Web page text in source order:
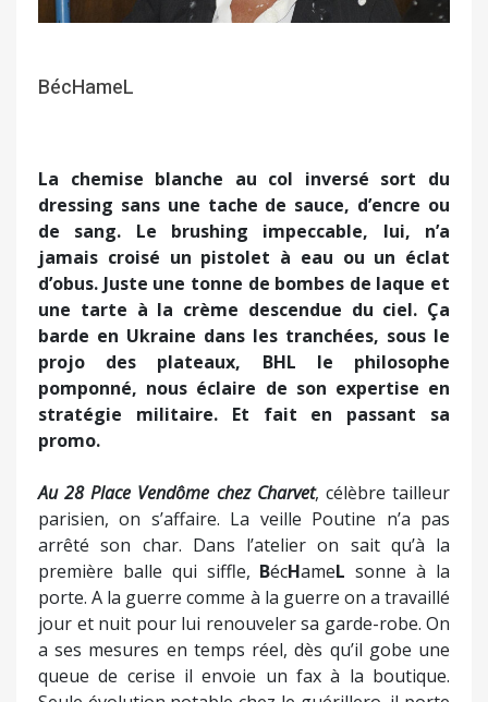
BécHameL
La chemise blanche au col inversé sort du
dressing sans une tache de sauce, d’encre ou
de sang. Le brushing impeccable, lui, n’a
jamais croisé un pistolet à eau ou un éclat
d’obus. Juste une tonne de bombes de laque et
une tarte à la crème descendue du ciel. Ça
barde en Ukraine dans les tranchées, sous le
projo des plateaux, BHL le philosophe
pomponné, nous éclaire de son expertise en
stratégie militaire. Et fait en passant sa
promo.
Au 28 Place Vendôme chez Charvet, célèbre tailleur
parisien, on s’affaire. La veille Poutine n’a pas
arrêté son char. Dans l’atelier on sait qu’à la
première balle qui siffle, BécHameL sonne à la
porte. A la guerre comme à la guerre on a travaillé
jour et nuit pour lui renouveler sa garde-robe. On
a ses mesures en temps réel, dès qu’il gobe une
queue de cerise il envoie un fax à la boutique.